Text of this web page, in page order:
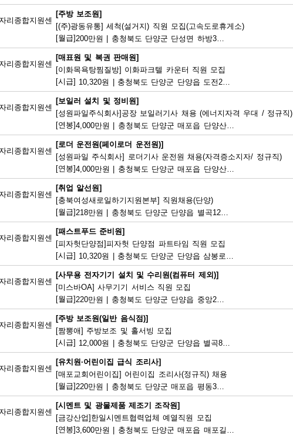
리종합지원센
[주방 보조원]
[(주)광동유통] 세척(설거지) 직원 모집(고속도로휴게소)
[월급] 200만원 | 충청북도 단양군 단성면 하방3길 100
리종합지원센
[매표원 및 복권 판매원]
[이화목욕탕찜질방] 이화파크텔 카운터 직원 모집
[시급] 10,320원 | 충청북도 단양군 단양읍 도전2로 12
리종합지원센
[보일러 설치 및 정비원]
[성원파일주식회사]공장 보일러기사 채용 (에너지자격 우대 / 정규직)
[연봉]4,000만원 | 충청북도 단양군 매포읍 단양산업단지2로 47
리종합지원센
[로더 운전원(페이로더 운전원)]
[성원파일 주식회사] 로더기사 운전원 채용(자격증소지자/ 정규직)
[연봉]4,000만원 | 충청북도 단양군 매포읍 단양산업단지2로 47
리종합지원센
[취업 알선원]
[충북여성새로일하기지원본부] 직원채용(단양)
[월급] 218만원 | 충청북도 단양군 단양읍 별곡12길 5
리종합지원센
[패스트푸드 준비원]
[피자헛단양점]피자헛 단양점 파트타임 직원 모집
[시급] 10,320원 |
리종합지원센
[사무용 전자기기 설치 및 수리원(컴퓨터 제외)]
[미스바OA] 사무기기 서비스 직원 모집
[월급] 220만원 | 충청북도 단양군 단양읍 중앙2로 2
리종합지원센
[주방 보조원(일반 음식점)]
[짬뽕애] 주방보조 및 홀서빙 모집
[시급] 12,000원 | 충청북도 단양군 단양읍 별곡8길 6-1
리종합지원센
[유치원·어린이집 급식 조리사]
[매포교회어린이집] 어린이집 조리사(정규직) 채용
[월급] 220만원 | 충청북도 단양군 매포읍 평동3길 12
리종합지원센
[시멘트 및 광물제품 제조기 조작원]
[금강산업]한일시멘트협력업체 예열직원 모집
[연봉]3,600만원 |